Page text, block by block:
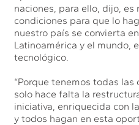
naciones, para ello, dijo,
condiciones para que lo
nuestro país se convierta
Latinoamérica y el mundo,
tecnológico.
“Porque tenemos todas
solo hace falta la
iniciativa, enriquecida con
y todos hagan en esta